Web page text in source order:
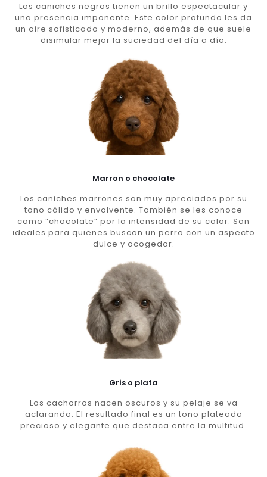
Los caniches negros tienen un brillo espectacular y
una presencia imponente. Este color profundo les da
un aire sofisticado y moderno, además de que suele
disimular mejor la suciedad del día a día.
Marron o chocolate
Los caniches marrones son muy apreciados por su
tono cálido y envolvente. También se les conoce
como “chocolate” por la intensidad de su color. Son
ideales para quienes buscan un perro con un aspecto
dulce y acogedor.
Gris o plata
Los cachorros nacen oscuros y su pelaje se va
aclarando. El resultado final es un tono plateado
precioso y elegante que destaca entre la multitud.